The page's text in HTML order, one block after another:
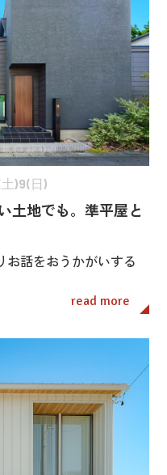
)9(日)
土地でも。準平屋と
お話をおうかがいする
read more